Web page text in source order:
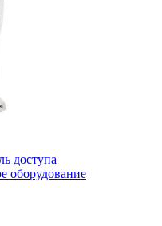
доступа
оборудование